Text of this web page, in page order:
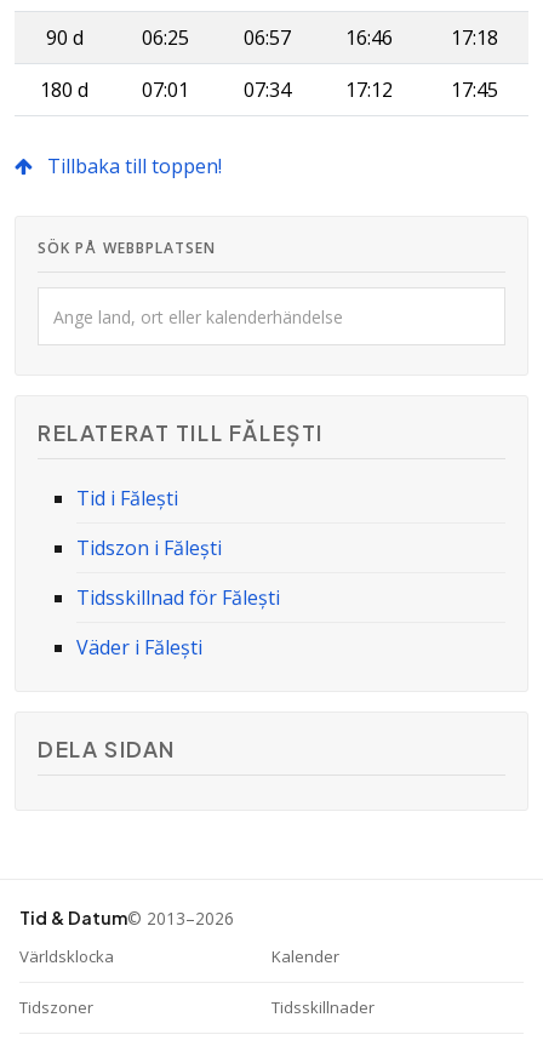
90 d
06:25 06:57 16:46
17:18
180 d
07:01 07:34 17:12 17:45
Tillbaka till toppen!
SÖK PÅ WEBBPLATSEN
RELATERAT TILL FĂLEȘTI
Tid i Fălești
Tidszon i Fălești
Tidsskillnad för Fălești
Väder i Fălești
DELA SIDAN
Tid & Datum© 2013–2026
Världsklocka Kalender
Tidszoner Tidsskillnader